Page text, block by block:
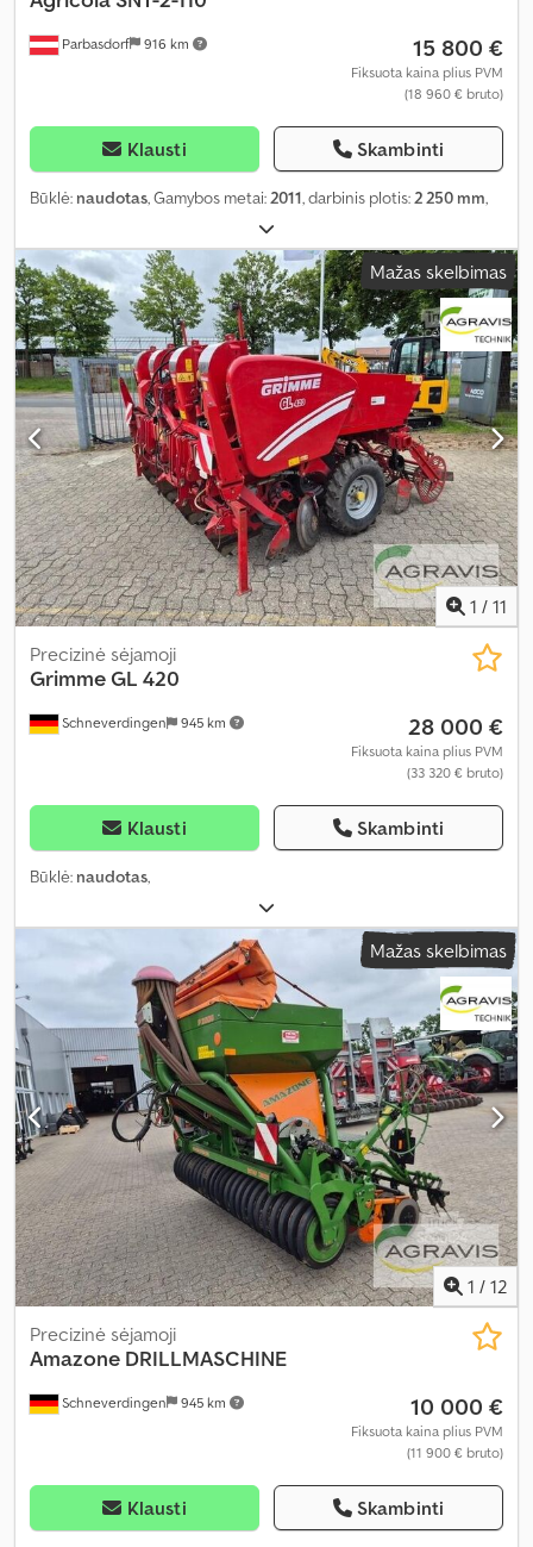
Parbasdorf 916 km 15 800 €
Fiksuota kaina plius PVM
(18 960 € bruto)
Klausti Skambinti
Būklė: naudotas, Gamybos metai:2011, darbinis plotis:2 250 mm,
Mažas skelbimas
1 / 11
Schneverdingen 945 km
Precizinė sėjamoji
GrimmeGL 420
28 000 €
Fiksuota kaina plius PVM
(33 320 € bruto)
Klausti Skambinti
Būklė: naudotas,
Mažas skelbimas
1 / 12
Schneverdingen 945 km
Precizinė sėjamoji
Amazone DRILLMASCHINE
10 000 €
Fiksuota kaina plius PVM
(11 900 € bruto)
Klausti Skambinti